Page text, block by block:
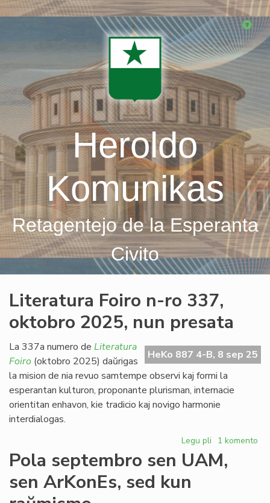
Skip
Heroldo
Komunikas
Retagentejo de la Esperanta
Civito
Literatura Foiro n-ro 337,
oktobro 2025, nun presata
HeKo 887 4-B, 8 sep 25
La 337a numero de Literatura
Foiro (oktobro 2025) daŭrigas
la mision de nia revuo samtempe observi kaj formi la
esperantan kulturon, proponante plurisman, internacie
orientitan enhavon, kie tradicio kaj novigo harmonie
interdialogas.
Legu pli pri
Literatura
Foiro
1 komento
Pola septembro sen UAM,
sen ArKonEs, sed kun